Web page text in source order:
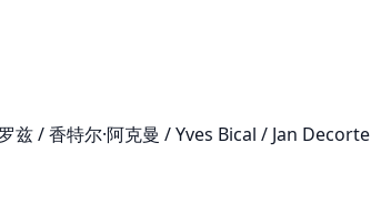
兹 / 香特尔·阿克曼 / Yves Bical / Jan Decorte